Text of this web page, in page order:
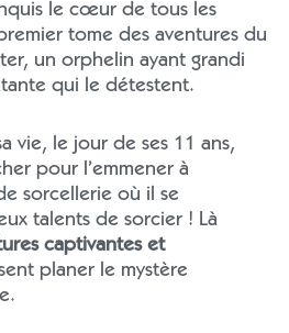
le cœur de tous les
tome des aventures du
un orphelin ayant grandi
qui le détestent.
vie, le jour de ses 11 ans,
pour l’emmener à
sorcellerie où il se
talents de sorcier ! Là
captivantes et
planer le mystère